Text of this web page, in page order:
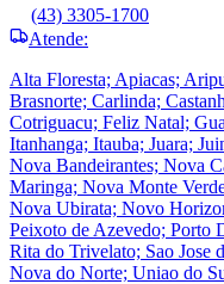
(43) 3305-1700
Atende:
Alta Floresta; Apiacas;
Brasnorte; Carlinda;
Cotriguacu; Feliz Natal;
Itanhanga; Itauba; Juara;
Nova Bandeirantes; Nova
Maringa; Nova Monte
Nova Ubirata; Novo
Peixoto de Azevedo; Porto
Rita do Trivelato; Sao Jose
Nova do Norte; Uniao do